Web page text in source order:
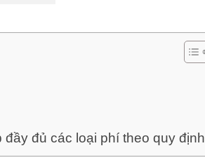
đủ các loại phí theo quy định